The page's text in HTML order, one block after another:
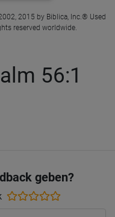
2015 by Biblica, Inc.® Used
reserved worldwide.
56:1
geben?